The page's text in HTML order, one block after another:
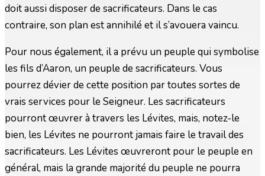
doit aussi disposer de sacrificateurs. Dans le cas
contraire, son plan est annihilé et il s’avouera vaincu.
Pour nous également, il a prévu un peuple qui symbolise
les fils d’Aaron, un peuple de sacrificateurs. Vous
pourrez dévier de cette position par toutes sortes de
vrais services pour le Seigneur. Les sacrificateurs
pourront œuvrer à travers les Lévites, mais, notez-le
bien, les Lévites ne pourront jamais faire le travail des
sacrificateurs. Les Lévites œuvreront pour le peuple en
général, mais la grande majorité du peuple ne pourra